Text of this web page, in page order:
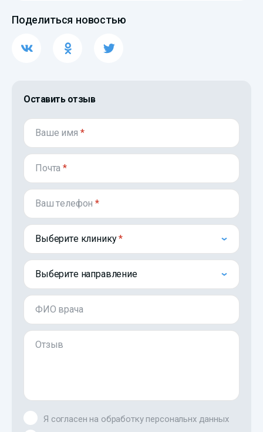
Поделиться новостью
Оставить отзыв
Ваше имя *
Почта*
Ваш телефон*
Выберите клинику
Выберите направление
ФИО врача
Отзыв
Я согласен на обработку персональнх данных